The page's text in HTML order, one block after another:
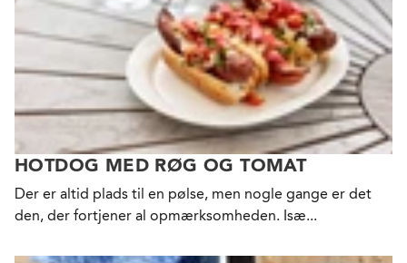
HOTDOG MED RØG OG TOMAT
Der er altid plads til en pølse, men nogle gange er det
den, der fortjener al opmærksomheden. Isæ...